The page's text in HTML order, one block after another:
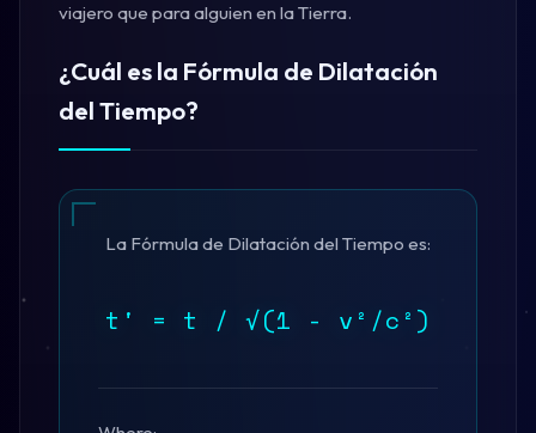
viajero que para alguien en la Tierra.
¿Cuál es la Fórmula de Dilatación
del Tiempo?
La Fórmula de Dilatación del Tiempo es:
t' = t / √(1 - v²/c²)